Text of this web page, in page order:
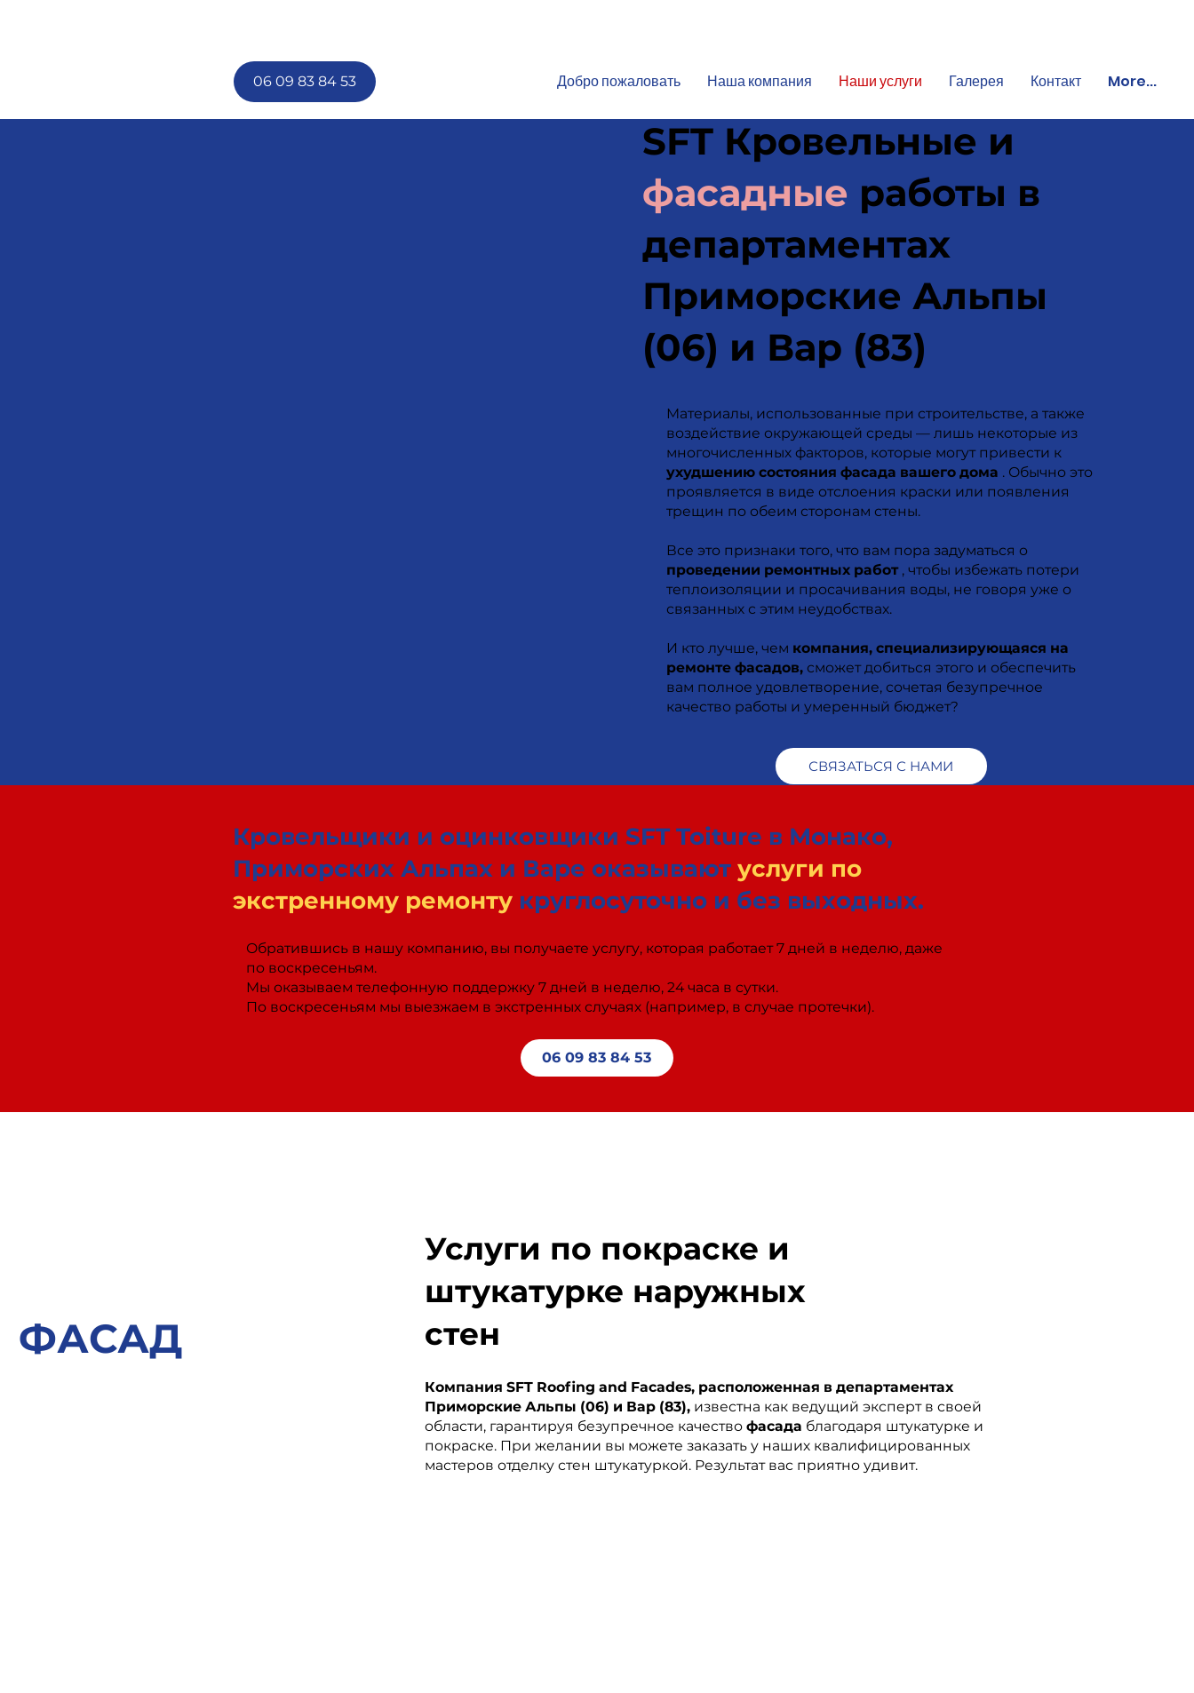
06 09 83 84 53 Добро пожаловать Наша компания Наши услуги Галерея Контакт More...
SFT Кровельные и
фасадные работы в
департаментах
Приморские Альпы
(06) и Вар (83)
Материалы, использованные при строительстве, а также
воздействие окружающей среды — лишь некоторые из
многочисленных факторов, которые могут привести к
ухудшению состояния фасада вашего дома . Обычно это
проявляется в виде отслоения краски или появления
трещин по обеим сторонам стены.
Все это признаки того, что вам пора задуматься о
проведении ремонтных работ, чтобы избежать потери
теплоизоляции и просачивания воды, не говоря уже о
связанных с этим неудобствах.
И кто лучше, чем компания, специализирующаяся на
ремонте фасадов, сможет добиться этого и обеспечить
вам полное удовлетворение, сочетая безупречное
качество работы и умеренный бюджет?
СВЯЗАТЬСЯ С НАМИ
ФАСАД
Услуги по покраске и
штукатурке наружных
стен
Компания SFT Roofing and Facades, расположенная в департаментах
Приморские Альпы (06) и Вар (83), известна как ведущий эксперт в своей
области, гарантируя безупречное качество фасада благодаря штукатурке и
покраске. При желании вы можете заказать у наших квалифицированных
мастеров отделку стен штукатуркой. Результат вас приятно удивит.
Кровельщики и оцинковщики SFT Toiture в Монако,
Приморских Альпах и Варе оказываютуслуги по
экстренному ремонту круглосуточно и без выходных.
Обратившись в нашу компанию, вы получаете услугу, которая работает 7 дней в неделю, даже
по воскресеньям.
Мы оказываем телефонную поддержку 7 дней в неделю, 24 часа в сутки.
По воскресеньям мы выезжаем в экстренных случаях (например, в случае протечки).
06 09 83 84 53